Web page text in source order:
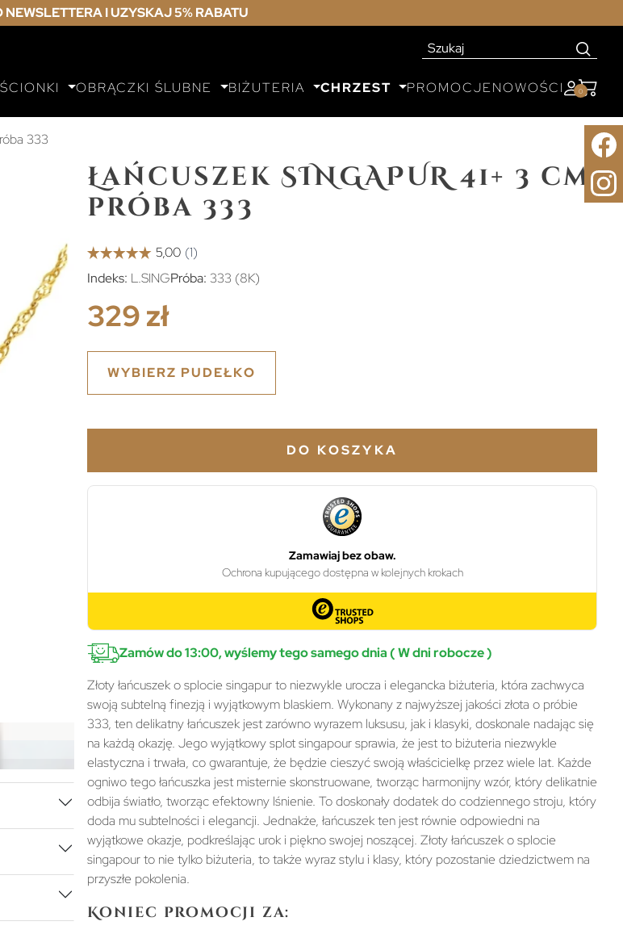
NEWSLETTERA I UZYSKAJ 5% RABATU
OBRĄCZKI ŚLUBNE BIŻUTERIA CHRZEST PROMOCJENOWOŚCI 0
333
Łańcuszek SINGAPUR 41+ 3 cm
próba 333
Indeks: L.SINGPróba: 333 (8K)
329 zł
WYBIERZ PUDEŁKO
DO KOSZYKA
Zamów do 13:00, wyślemy tego samego dnia ( W dni robocze )
Złoty łańcuszek o splocie singapur to niezwykle urocza i elegancka biżuteria, która zachwyca
swoją subtelną finezją i wyjątkowym blaskiem. Wykonany z najwyższej jakości złota o próbie
333, ten delikatny łańcuszek jest zarówno wyrazem luksusu, jak i klasyki, doskonale nadając się
na każdą okazję. Jego wyjątkowy splot singapour sprawia, że jest to biżuteria niezwykle
elastyczna i trwała, co gwarantuje, że będzie cieszyć swoją właścicielkę przez wiele lat. Każde
ogniwo tego łańcuszka jest misternie skonstruowane, tworząc harmonijny wzór, który delikatnie
odbija światło, tworząc efektowny lśnienie. To doskonały dodatek do codziennego stroju, który
doda mu subtelności i elegancji. Jednakże, łańcuszek ten jest równie odpowiedni na
wyjątkowe okazje, podkreślając urok i piękno swojej noszącej. Złoty łańcuszek o splocie
singapour to nie tylko biżuteria, to także wyraz stylu i klasy, który pozostanie dziedzictwem na
przyszłe pokolenia.
Koniec promocji za: